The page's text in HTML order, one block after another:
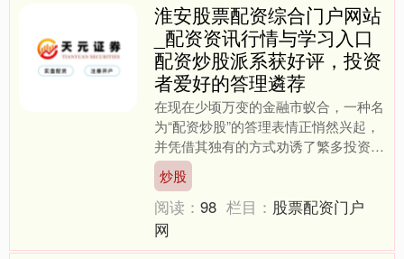
淮安股票配资综合门户网站
_配资资讯行情与学习入口
配资炒股派系获好评，投资
者爱好的答理遴荐
在现在少顷万变的金融市蚁合，一种名
为“配资炒股”的答理表情正悄然兴起，
并凭借其独有的方式劝诱了繁多投资者
的办法。近期，多家专科的配资派系网
站得回市集等闲好评，成....
炒股
阅读：98 栏目： 股票配资门户
网